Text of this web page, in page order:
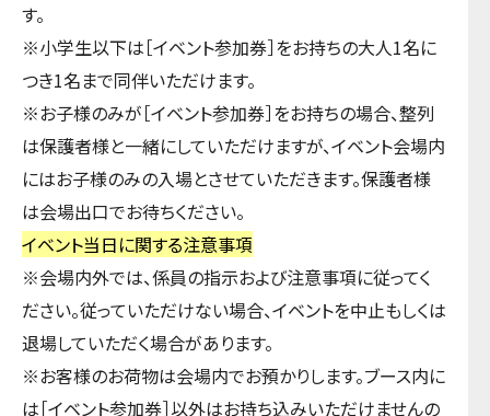
す。
※小学生以下は［イベント参加券］をお持ちの大人1名に
つき1名まで同伴いただけます。
※お子様のみが［イベント参加券］をお持ちの場合、整列
は保護者様と一緒にしていただけますが、イベント会場内
にはお子様のみの入場とさせていただきます。保護者様
は会場出口でお待ちください。
イベント当日に関する注意事項
※会場内外では、係員の指示および注意事項に従ってく
ださい。従っていただけない場合、イベントを中止もしくは
退場していただく場合があります。
※お客様のお荷物は会場内でお預かりします。ブース内に
は［イベント参加券］以外はお持ち込みいただけませんの